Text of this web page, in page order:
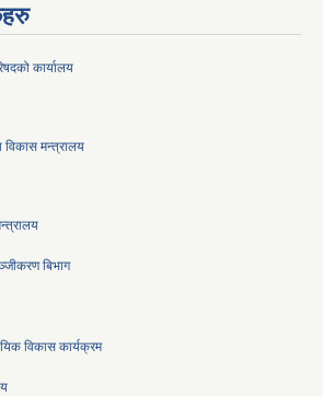
कार्यालय
विकास मन्त्रालय
बिभाग
विकास कार्यक्रम